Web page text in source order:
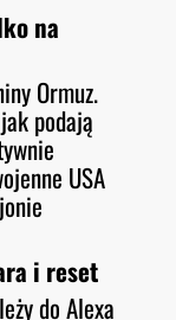
na
Ormuz.
podają
USA
i reset
do Alexa